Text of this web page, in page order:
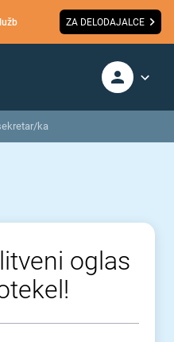
ZA DELODAJALCE
ka
oglas